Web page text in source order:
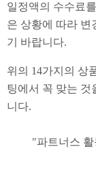
일정액의 수수료
은 상황에 따라 변
기 바랍니다.
위의 14가지의 상
팅에서 꼭 맞는 것
니다.